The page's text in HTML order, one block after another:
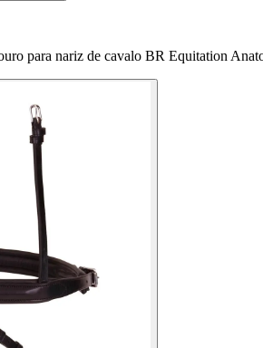
para nariz de cavalo BR Equitation